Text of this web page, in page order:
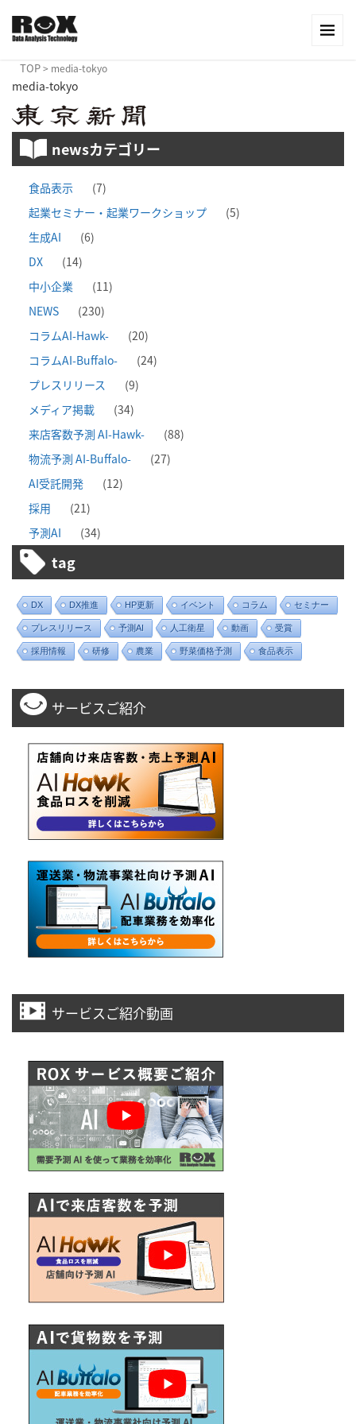
TOP> media-tokyo
media-tokyo
newsカテゴリー
食品表示
(7)
起業セミナー・起業ワークショップ
(5)
生成AI
(6)
DX
(14)
中小企業
(11)
NEWS
(230)
コラムAI-Hawk-
(20)
コラムAI-Buffalo-
(24)
プレスリリース
(9)
メディア掲載
(34)
来店客数予測 AI-Hawk-
(88)
物流予測 AI-Buffalo-
(27)
AI受託開発
(12)
採用
(21)
予測AI
(34)
tag
DX DX推進 HP更新 イベント コラム セミナー
プレスリリース 予測AI 人工衛星 動画 受賞
採用情報 研修 農業 野菜価格予測 食品表示
サービスご紹介
サービスご紹介動画